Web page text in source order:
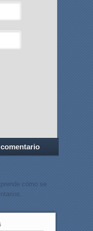
cómo se